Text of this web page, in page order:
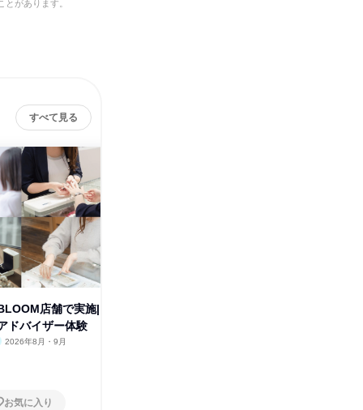
があります。
すべて見る
店舗で実施|
ドバイザー体験
2026年8月・9月
お気に入り